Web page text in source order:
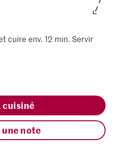
cuire env. 12 min. Servir
cuisiné
une note